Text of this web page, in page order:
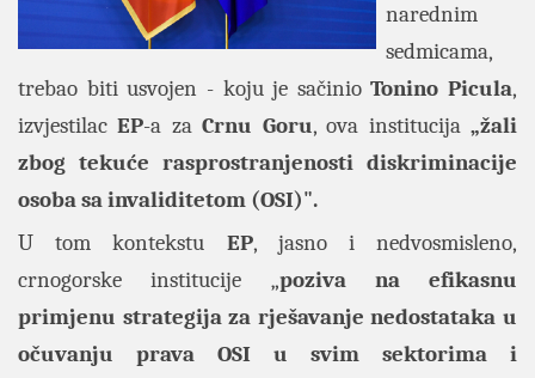
narednim
sedmicama,
trebao biti usvojen - koju je sačinioTonino Picula,
izvjestilacEP-a zaCrnu Goru, ova institucija„žali
zbog tekuće rasprostranjenosti diskriminacije
osoba sa invaliditetom (OSI)".
U tom kontekstu EP, jasno i nedvosmisleno,
crnogorske institucije „poziva na efikasnu
primjenu strategija za rješavanje nedostataka u
očuvanju prava OSI u svim sektorima i